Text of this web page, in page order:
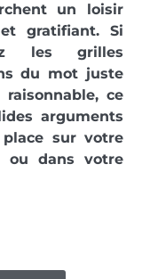
un loisir
gratifiant. Si
les grilles
du mot juste
ce
arguments
sur votre
ou dans votre